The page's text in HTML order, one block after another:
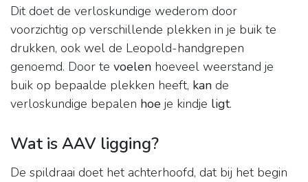
Dit doet de verloskundige wederom door
voorzichtig op verschillende plekken in je buik te
drukken, ook wel de Leopold-handgrepen
genoemd. Door te voelen hoeveel weerstand je
buik op bepaalde plekken heeft, kan de
verloskundige bepalen hoe je kindje ligt.
Wat is AAV ligging?
De spildraai doet het achterhoofd, dat bij het begin